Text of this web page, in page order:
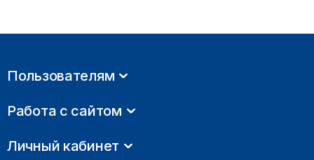
Пользователям
Работа с сайтом
Личный кабинет